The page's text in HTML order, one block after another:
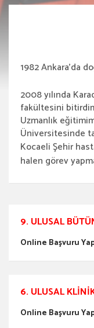
1982 Ankara’da
2008 yılında
fakültesini
Uzmanlık
Üniversitesinde
Kocaeli Şehir
halen görev
9. ULUSAL
Online Başvuru
6. ULUSAL
Online Başvuru